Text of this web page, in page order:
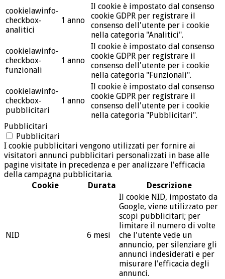
cookielawinfo-
checkbox-
analitici
1 anno
Il cookie è impostato dal consenso
cookie GDPR per registrare il
consenso dell'utente per i cookie
nella categoria "Analitici".
cookielawinfo-
checkbox-
funzionali
1 anno
Il cookie è impostato dal consenso
cookie GDPR per registrare il
consenso dell'utente per i cookie
nella categoria "Funzionali".
cookielawinfo-
checkbox-
pubblicitari
1 anno
Il cookie è impostato dal consenso
cookie GDPR per registrare il
consenso dell'utente per i cookie
nella categoria "Pubblicitari".
Pubblicitari
Pubblicitari
I cookie pubblicitari vengono utilizzati per fornire ai
visitatori annunci pubblicitari personalizzati in base alle
pagine visitate in precedenza e per analizzare l'efficacia
della campagna pubblicitaria.
Cookie
Durata Descrizione
NID 6 mesi
Il cookie NID, impostato da
Google, viene utilizzato per
scopi pubblicitari; per
limitare il numero di volte
che l'utente vede un
annuncio, per silenziare gli
annunci indesiderati e per
misurare l'efficacia degli
annunci.